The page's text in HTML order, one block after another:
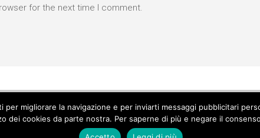
for the next time I comment.
migliorare la navigazione e per inviarti messaggi pubblicitari
dei cookies da parte nostra. Per saperne di più e negare il